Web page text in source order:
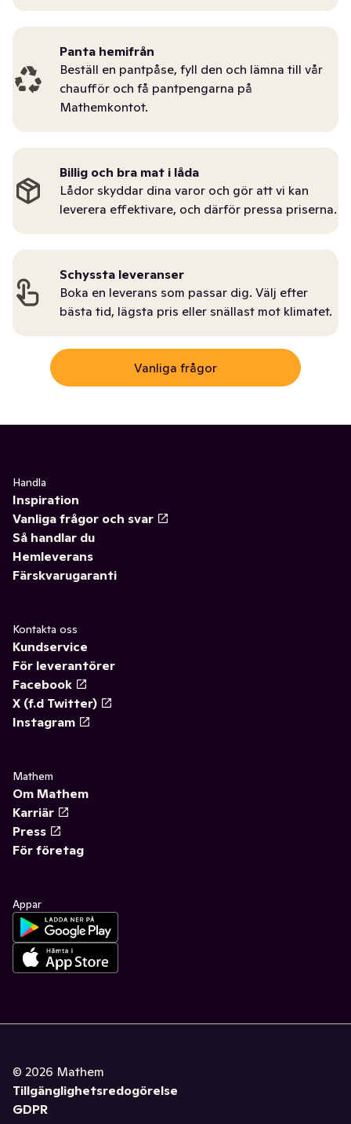
Panta hemifrån
Beställ en pantpåse, fyll den och lämna till vår
chaufför och få pantpengarna på
Mathemkontot.
Billig och bra mat i låda
Lådor skyddar dina varor och gör att vi kan
leverera effektivare, och därför pressa priserna.
Schyssta leveranser
Boka en leverans som passar dig. Välj efter
bästa tid, lägsta pris eller snällast mot klimatet.
Vanliga frågor
Handla
Inspiration
Vanliga frågor och svar
Så handlar du
Hemleverans
Färskvarugaranti
Kontakta oss
Kundservice
För leverantörer
Facebook
X (f.d Twitter)
Instagram
Mathem
Om Mathem
Karriär
Press
För företag
Appar
© 2026 Mathem
Tillgänglighetsredogörelse
GDPR